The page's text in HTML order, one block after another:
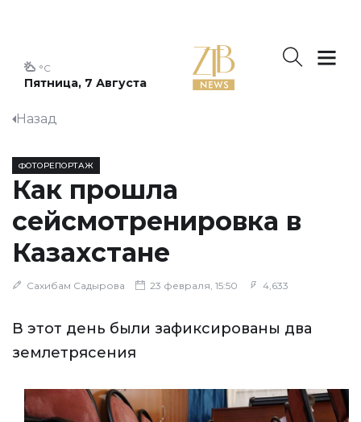
Пятница, 7 Августа
°C
Назад
ФОТОРЕПОРТАЖ
Как прошла
сейсмотренировка в
Казахстане
Сахибам Садырова 23 февраля, 15:50 4,633
В этот день были зафиксированы два
землетрясения